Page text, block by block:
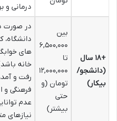
درمانی و
+۱۸ سال
(دانشجو/
بیکار)
بین
۶,۵۰۰,۰۰۰
تا
۱۲,۰۰۰,۰۰۰
تومان (و
حتی
بیشتر)
در صورت
دانشگاه،
های
خانه
رفت و
فرهنگی و
عدم
نیازهای